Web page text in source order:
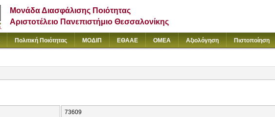
Μονάδα Διασφάλισης Ποιότητας
Αριστοτέλειο Πανεπιστήμιο Θεσσαλονίκης
Πολιτική Ποιότητας ΜΟΔΙΠ ΕΘΑΑΕ ΟΜΕΑ Αξιολόγηση Πιστοποίηση
73609